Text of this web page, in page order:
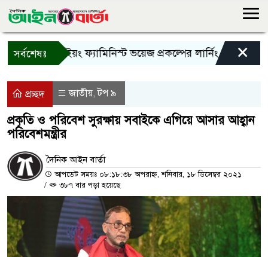
সর্বশেষঃ
বান্দরবানে ইয়ং ফ্যামিনিস্ট ভয়েজ প্রকল্পের লার্নিং শেয়ারিং×
প্রচ্ছদ জাতীয়,টপ ৯
প্রকৃতি ও পরিবেশ সুরক্ষায় সবাইকে এগিয়ে আসার আহ্বান
পরিবেশমন্ত্রীর
দৈনিক আইন বার্তা
আপডেট সময়ঃ ০৮:১৮:৩৮ অপরাহ্ন, শনিবার, ১৮ ডিসেম্বর ২০২১
/
৩৮৭ বার পড়া হয়েছে